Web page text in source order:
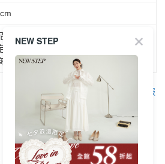
圖片顏色會因拍攝燈光環境或個人螢幕
不同，而造成部份色差現象，顏色以實
品為主。
客服
查看全部
NEW STEP